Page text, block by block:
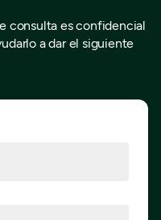
consulta es confidencial
a dar el siguiente